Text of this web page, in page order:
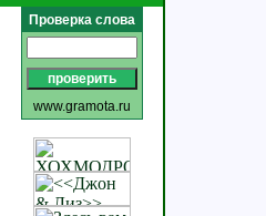
Проверка слова
www.gramota.ru